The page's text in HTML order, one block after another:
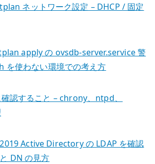
ネットワーク設定 – DHCP / 固定
apply の ovsdb-server.service 警
を使わない環境での考え方
認すること – chrony、ntpd、
Active Directory の LDAP を確認
DN の見方